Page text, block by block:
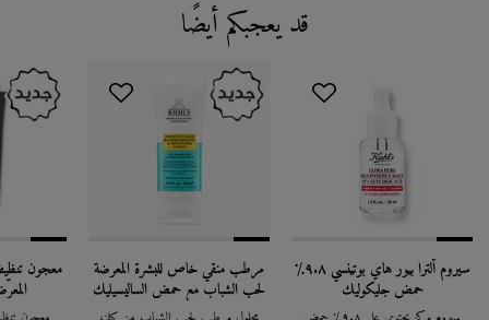
قد يعجبكم أيضًا
سيروم ألترا بيور هاي بوتينسي ٩.٨٪
حمض جليكوليك
مرطب منقي خاص للبشرة المعرضة
لحب الشباب مع حمض الساليسيليك
معجون